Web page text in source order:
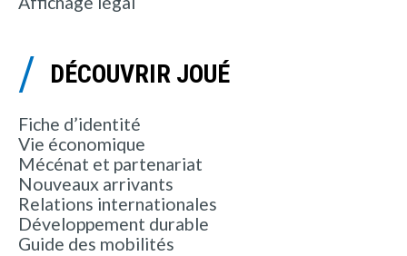
DÉCOUVRIR JOUÉ
Fiche d’identité
Vie économique
Mécénat et partenariat
Nouveaux arrivants
Relations internationales
Développement durable
Guide des mobilités